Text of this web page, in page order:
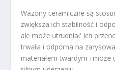
Wazony ceramiczne są
zwiększa ich stabilność i
ale może utrudniać ich
trwała i odporna na
materiałem twardym i może